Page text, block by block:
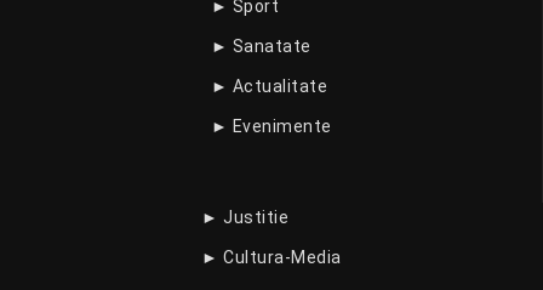
► Sport
► Sanatate
► Actualitate
► Evenimente
► Justitie
► Cultura-Media